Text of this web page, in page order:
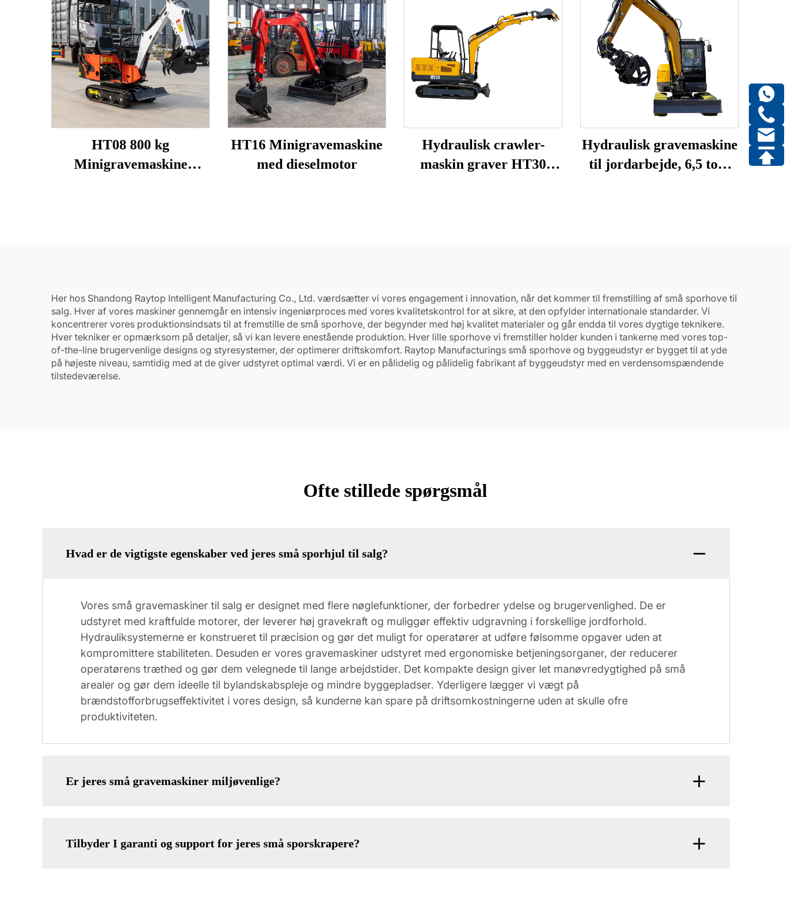
HT08 800 kg
Minigravemaskine
HT16 Minigravemaskine
med dieselmotor
Hydraulisk crawler-
maskin graver HT30
Hydraulisk gravemaskine
til jordarbejde, 6,5 tons
Her hos Shandong Raytop Intelligent Manufacturing Co., Ltd. værdsætter vi vores engagement i innovation, når det kommer til fremstilling af små sporhove til
salg. Hver af vores maskiner gennemgår en intensiv ingeniørproces med vores kvalitetskontrol for at sikre, at den opfylder internationale standarder. Vi
koncentrerer vores produktionsindsats til at fremstille de små sporhove, der begynder med høj kvalitet materialer og går endda til vores dygtige teknikere.
Hver tekniker er opmærksom på detaljer, så vi kan levere enestående produktion. Hver lille sporhove vi fremstiller holder kunden i tankerne med vores top-
of-the-line brugervenlige designs og styresystemer, der optimerer driftskomfort. Raytop Manufacturings små sporhove og byggeudstyr er bygget til at yde
på højeste niveau, samtidig med at de giver udstyret optimal værdi. Vi er en pålidelig og pålidelig fabrikant af byggeudstyr med en verdensomspændende
tilstedeværelse.
Ofte stillede spørgsmål
Hvad er de vigtigste egenskaber ved jeres små sporhjul til salg?
Vores små gravemaskiner til salg er designet med flere nøglefunktioner, der forbedrer ydelse og brugervenlighed. De er
udstyret med kraftfulde motorer, der leverer høj gravekraft og muliggør effektiv udgravning i forskellige jordforhold.
Hydrauliksystemerne er konstrueret til præcision og gør det muligt for operatører at udføre følsomme opgaver uden at
kompromittere stabiliteten. Desuden er vores gravemaskiner udstyret med ergonomiske betjeningsorganer, der reducerer
operatørens træthed og gør dem velegnede til lange arbejdstider. Det kompakte design giver let manøvredygtighed på små
arealer og gør dem ideelle til bylandskabspleje og mindre byggepladser. Yderligere lægger vi vægt på
brændstofforbrugseffektivitet i vores design, så kunderne kan spare på driftsomkostningerne uden at skulle ofre
produktiviteten.
Er jeres små gravemaskiner miljøvenlige?
Tilbyder I garanti og support for jeres små sporskrapere?